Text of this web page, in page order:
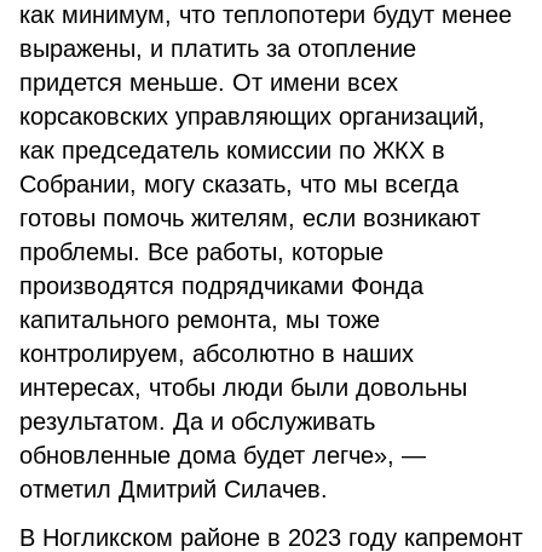
как минимум, что теплопотери будут менее
выражены, и платить за отопление
придется меньше. От имени всех
корсаковских управляющих организаций,
как председатель комиссии по ЖКХ в
Собрании, могу сказать, что мы всегда
готовы помочь жителям, если возникают
проблемы. Все работы, которые
производятся подрядчиками Фонда
капитального ремонта, мы тоже
контролируем, абсолютно в наших
интересах, чтобы люди были довольны
результатом. Да и обслуживать
обновленные дома будет легче», —
отметил Дмитрий Силачев.
В Ногликском районе в 2023 году капремонт